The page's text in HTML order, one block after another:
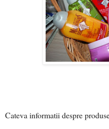
Cateva informatii despre